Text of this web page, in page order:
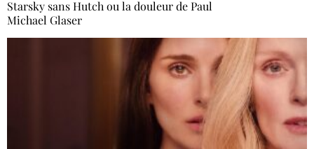
Starsky sans Hutch ou la douleur de Paul
Michael Glaser